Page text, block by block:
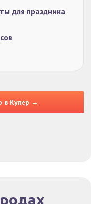
для праздника
в Купер →